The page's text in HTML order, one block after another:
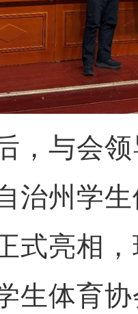
与会领
治州学
式亮相
生体育